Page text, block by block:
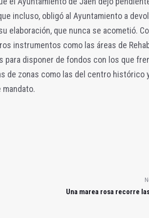
incluso, obligó al Ayuntamiento a
elaboración, que nunca se acometió.
instrumentos como las áreas de
para disponer de fondos con los que
de zonas como las del centro histórico
Una marea rosa recorre